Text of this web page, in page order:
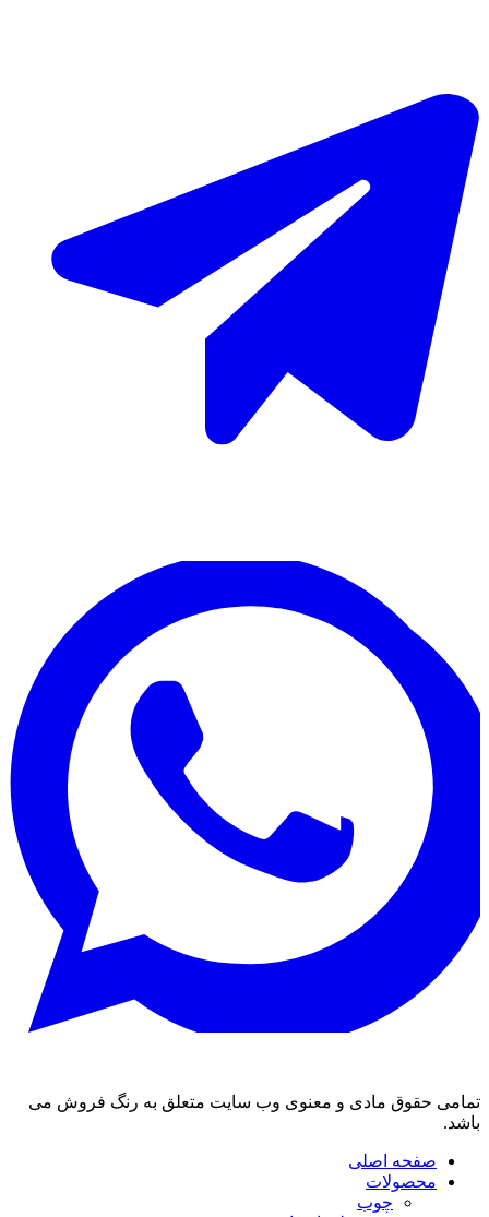
تمامی حقوق مادی و معنوی وب سایت متعلق به رنگ فروش می
باشد.
صفحه اصلی
محصولات
چوب